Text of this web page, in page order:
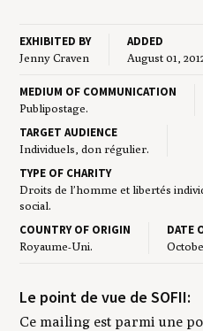
EXHIBITED BY
Jenny Craven
ADDED
August 01,
MEDIUM OF COMMUNICATION
Publipostage.
TARGET AUDIENCE
Individuels, don régulier.
TYPE OF CHARITY
Droits de l’homme et libertés
social.
COUNTRY OF ORIGIN
Royaume-Uni.
DATE
Le point de vue de SOFII:
Ce mailing est parmi une